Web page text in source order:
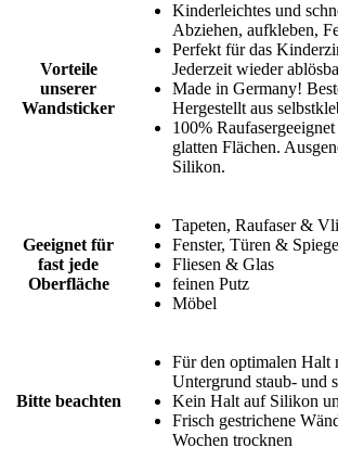
Vorteile
unserer
Wandsticker
Kinderleichtes und
Abziehen, aufkleben,
Perfekt für das
Jederzeit wieder
Made in Germany!
Hergestellt aus
100%
glatten Flächen.
Silikon.
Geeignet für
fast jede
Oberfläche
Tapeten, Raufaser &
Fenster, Türen &
Fliesen & Glas
feinen Putz
Möbel
Bitte beachten
Für den optimalen Halt
Untergrund staub- und
Kein Halt auf Silikon
Frisch gestrichene
Wochen trocknen